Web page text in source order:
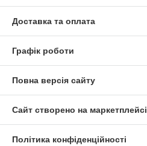
Доставка та оплата
Графік роботи
Повна версія сайту
Сайт створено на маркетплейсі
Політика конфіденційності